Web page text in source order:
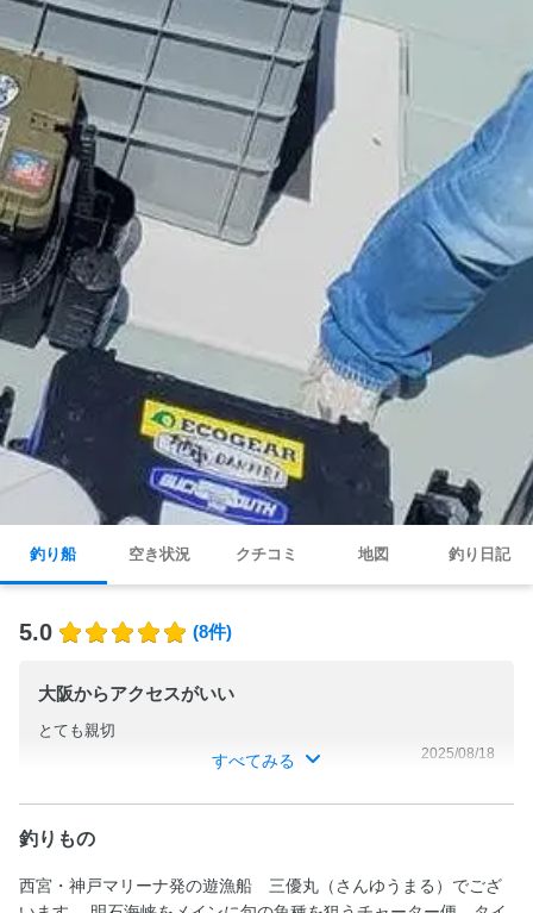
釣り船 空き状況 クチコミ 地図 釣り日記
5.0 (8件)
大阪からアクセスがいい
とても親切
2025/08/18
すべてみる
釣りもの
西宮・神戸マリーナ発の遊漁船 三優丸（さんゆうまる）でござ